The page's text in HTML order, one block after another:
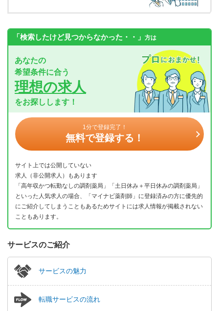
「検索したけど見つからなかった・・」 方は
あなたの
希望条件に合う
理想の求人
をお探しします！
1分で登録完了！
無料で登録する！
サイト上では公開していない
求人（非公開求人）もあります
「高年収かつ転勤なしの調剤薬局」「土日休み＋平日休みの調剤薬局」
といった人気求人の場合、「マイナビ薬剤師」に登録済みの方に優先的
にご紹介してしまうこともあるためサイトには求人情報が掲載されない
こともあります。
サービスのご紹介
サービスの魅力
転職サービスの流れ